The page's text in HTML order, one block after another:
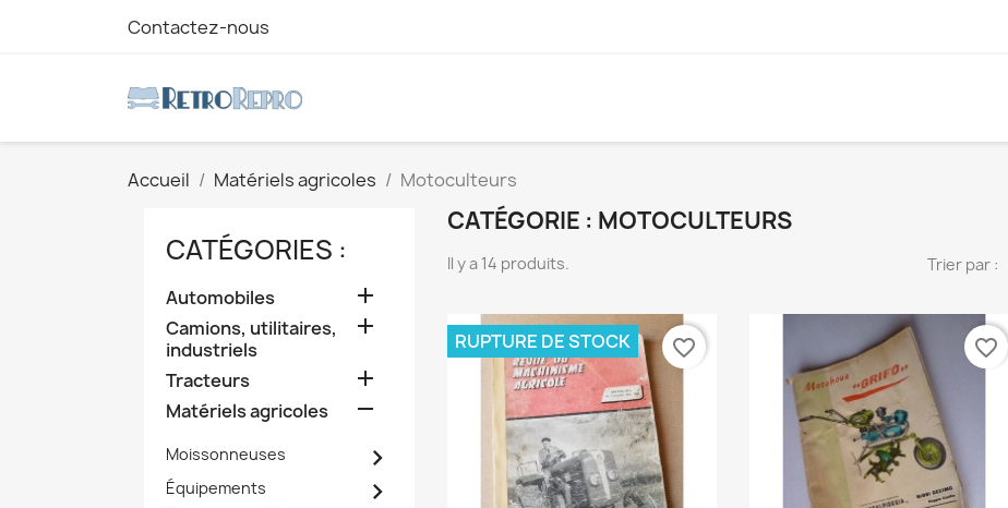
Contactez-nous
Accueil Matériels agricoles Motoculteurs
CATÉGORIES :
Automobiles 
Camions, utilitaires,
industriels

Tracteurs 
Matériels agricoles 
Moissonneuses 
Équipements 
CATÉGORIE : MOTOCULTEURS
Il y a 14 produits. Trier par :
RUPTURE DE STOCK favorite_border favorite_border